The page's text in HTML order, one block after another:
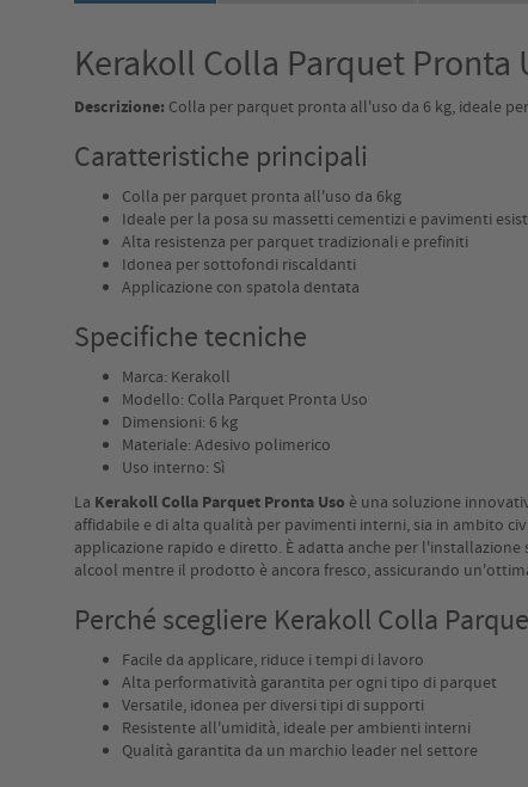
Kerakoll Colla Parquet Pronta
Descrizione: Colla per parquet pronta all'uso da 6 kg, ideale
Caratteristiche principali
Colla per parquet pronta all'uso da 6kg
Ideale per la posa su massetti cementizi e pavimenti
Alta resistenza per parquet tradizionali e prefiniti
Idonea per sottofondi riscaldanti
Applicazione con spatola dentata
Specifiche tecniche
Marca: Kerakoll
Modello: Colla Parquet Pronta Uso
Dimensioni: 6 kg
Materiale: Adesivo polimerico
Uso interno: Sì
La Kerakoll Colla Parquet Pronta Uso è una soluzione
affidabile e di alta qualità per pavimenti interni, sia in ambito
applicazione rapido e diretto. È adatta anche per
alcool mentre il prodotto è ancora fresco, assicurando
Perché scegliere Kerakoll Colla
Facile da applicare, riduce i tempi di lavoro
Alta performatività garantita per ogni tipo di parquet
Versatile, idonea per diversi tipi di supporti
Resistente all'umidità, ideale per ambienti interni
Qualità garantita da un marchio leader nel settore